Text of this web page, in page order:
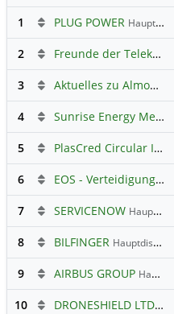
1
PLUG POWER Hauptdiskussion
2 Freunde der Telekom
3 Aktuelles zu Almonty Industries
4 Sunrise Energy Metals
5 PlasCred Circular Innovations
6 EOS - Verteidigungs- und Raumfahrttechnik
7 SERVICENOW Hauptdiskussion
8 BILFINGER Hauptdiskussion
9 AIRBUS GROUP Hauptdiskussion
10 DRONESHIELD LTD